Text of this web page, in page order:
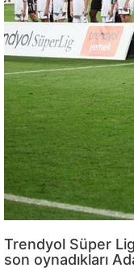
Trendyol Süper
son oynadıkları